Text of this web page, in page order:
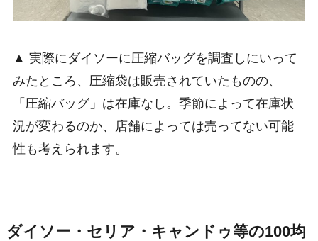
▲ 実際にダイソーに圧縮バッグを調査しにいって
みたところ、圧縮袋は販売されていたものの、
「圧縮バッグ」は在庫なし。季節によって在庫状
況が変わるのか、店舗によっては売ってない可能
性も考えられます。
ダイソー・セリア・キャンドゥ等の100均